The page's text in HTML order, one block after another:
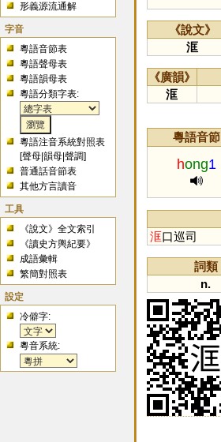
形義源流通解
字音
粵語音節表
粵語聲母表
粵語韻母表
粵語分類字表:
粵語注音系統對照表
[聲母 |韻母 |聲調]
普通話音節表
其他方言讀音
工具
《說文》全文索引
《讀史方輿紀要》
成語彙輯
繁簡對照表
設定
冷僻字:
粵音系統:
《說文》
洭
《廣韻》
洭
粵語音節
hong1
洭口巡司
詞類
n.